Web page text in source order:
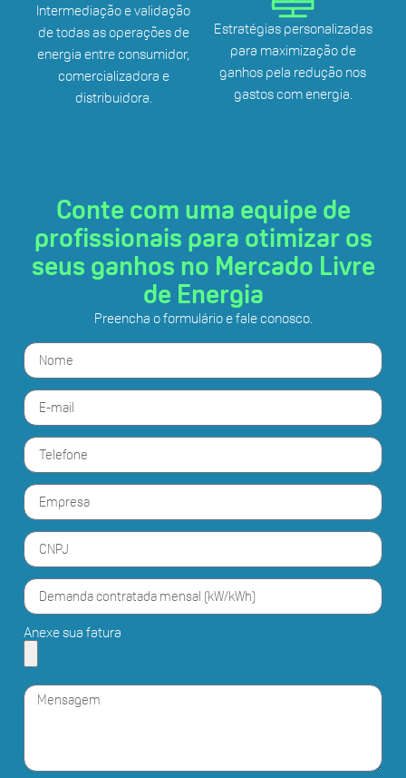
Intermediação e validação
de todas as operações de
energia entre consumidor,
comercializadora e
distribuidora.
Estratégias personalizadas
para maximização de
ganhos pela redução nos
gastos com energia.
Conte com uma equipe de
profissionais para otimizar os
seus ganhos no Mercado Livre
de Energia
Preencha o formulário e fale conosco.
Anexe sua fatura